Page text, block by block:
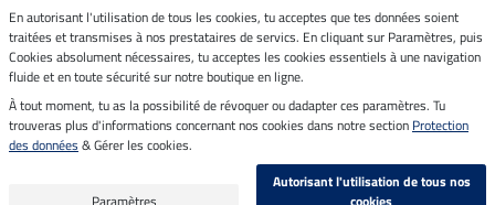
Paiement sécurisé
Mentions légales
Dernière actualisation le 10.08.2026 à 06:55
Tous les prix s'entendent TVA incluse et
frais de port en sus
En autorisant l'utilisation de tous les cookies, tu acceptes que tes données soient
traitées et transmises à nos prestataires de servics. En cliquant sur Paramètres, puis
Cookies absolument nécessaires, tu acceptes les cookies essentiels à une navigation
fluide et en toute sécurité sur notre boutique en ligne.
À tout moment, tu as la possibilité de révoquer ou dadapter ces paramètres. Tu
trouveras plus d'informations concernant nos cookies dans notre section Protection
des données & Gérer les cookies.
Autorisant l'utilisation de tous nos